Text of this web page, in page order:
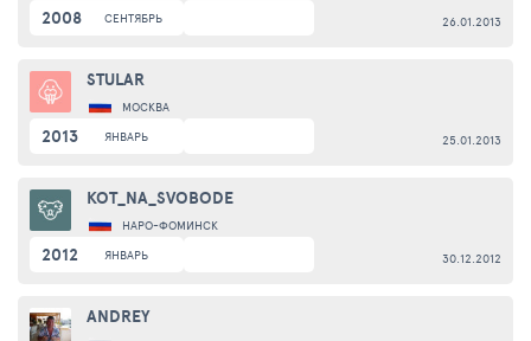
2008 СЕНТЯБРЬ 26.01.2013
STULAR
МОСКВА
2013 ЯНВАРЬ 25.01.2013
KOT_NA_SVOBODE
НАРО-ФОМИНСК
2012 ЯНВАРЬ 30.12.2012
ANDREY